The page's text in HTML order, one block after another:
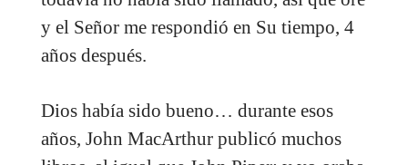
y el Señor me respondió en Su tiempo, 4
años después.
Dios había sido bueno… durante esos
años, John MacArthur publicó muchos